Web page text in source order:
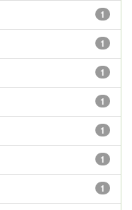
1
1
1
1
1
1
1